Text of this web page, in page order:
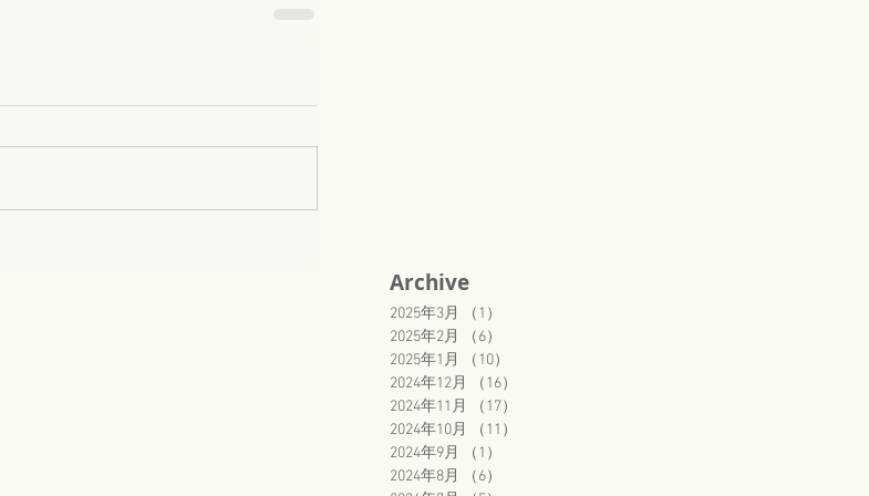
Archive
2025年3月 （1）
2025年2月
（6）
2025年1月
（10）
2024年12月
（16）
2024年11月
（17）
2024年10月
（11）
2024年9月
（1）
2024年8月
（6）